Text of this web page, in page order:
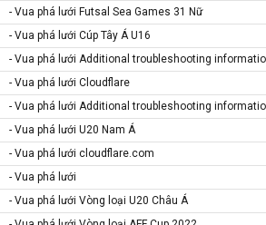
- Vua phá lưới Futsal Sea Games 31 Nữ
- Vua phá lưới Cúp Tây Á U16
- Vua phá lưới Additional troubleshooting
- Vua phá lưới Cloudflare
- Vua phá lưới Additional troubleshooting
- Vua phá lưới U20 Nam Á
- Vua phá lưới cloudflare.com
- Vua phá lưới
- Vua phá lưới Vòng loại U20 Châu Á